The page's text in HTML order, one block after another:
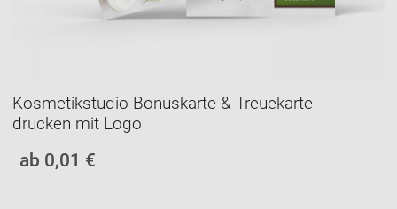
Kosmetikstudio Bonuskarte & Treuekarte
drucken mit Logo
ab 0,01 €